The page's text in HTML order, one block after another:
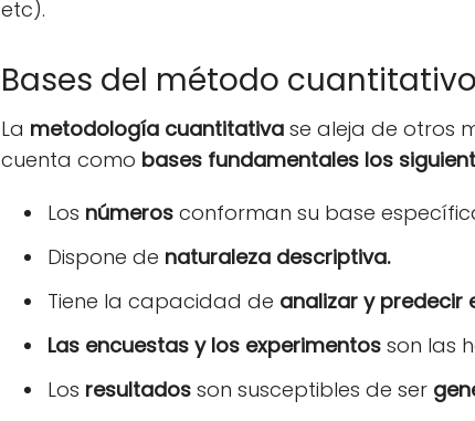
etc).
Bases del método cuantitativo
La metodología cuantitativa se aleja de otros
cuenta como bases fundamentales los
Los números conforman su base
Dispone de naturaleza descriptiva.
Tiene la capacidad de analizar y predecir
Las encuestas y los experimentos son las
Los resultados son susceptibles de ser